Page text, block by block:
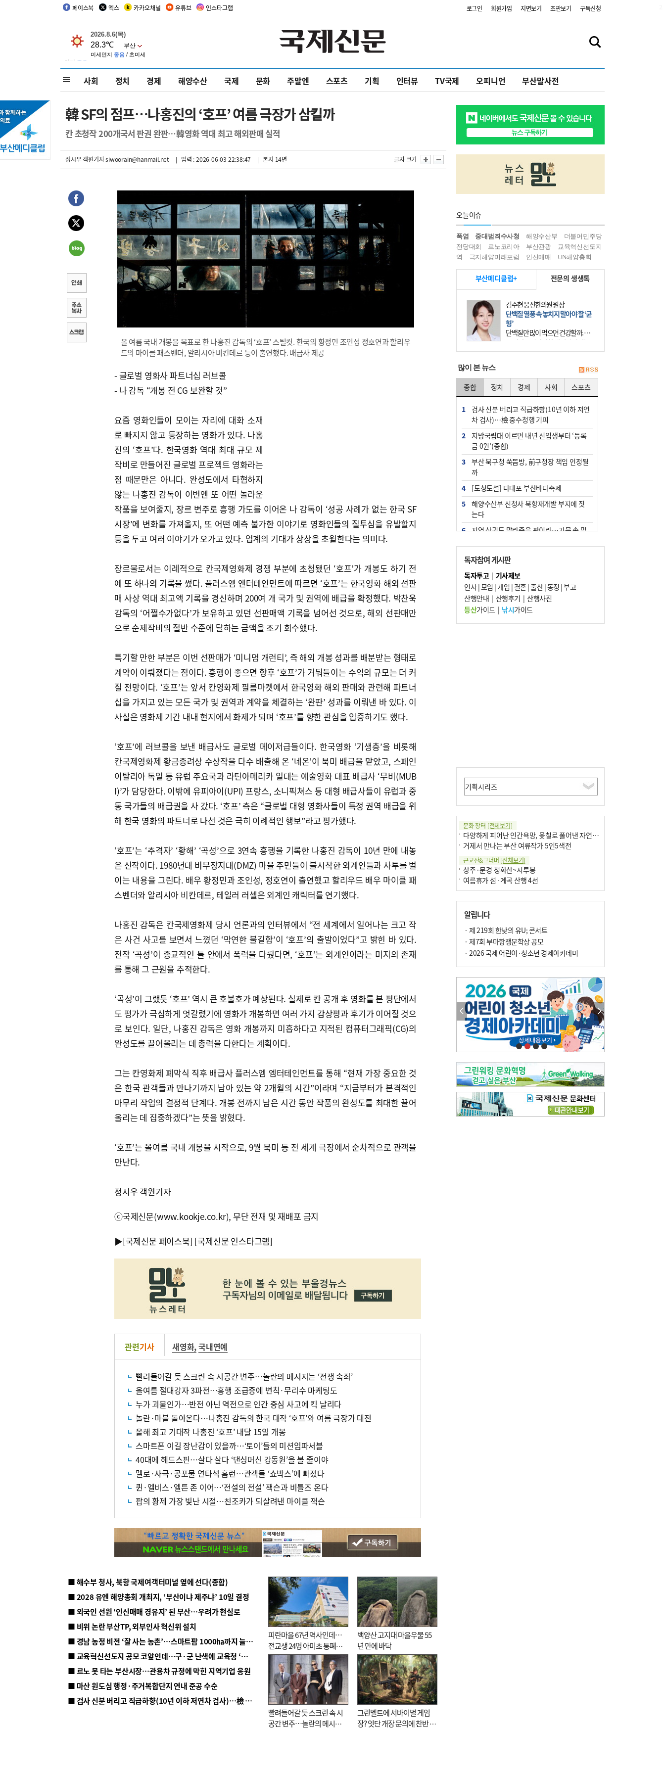
페이스북 엑스 카카오채널 유튜브 인스타그램 로그인 회원가입 지면보기 초판보기 구독신청
사회 정치 경제 해양수산 국제 문화 주말엔 스포츠 기획 인터뷰 TV국제 오피니언 부산말사전
韓 SF의 점프…나홍진의 ‘호프’ 여름 극장가 삼킬까
칸 초청작 200개국서 판권 완판…韓영화 역대 최고 해외판매 실적
정시우 객원기자siwoorain@hanmail.net | 입력 : 2026-06-03 22:38:47 | 본지 14면 글자 크기
올 여름 국내 개봉을 목표로 한 나홍진 감독의 ‘호프’ 스틸컷. 한국의 황정민 조인성 정호연과 할리우
드의 마이클 패스벤더, 알리시아 비칸데르 등이 출연했다. 배급사 제공
- 글로벌 영화사 파트너십 러브콜
- 나 감독 “개봉 전 CG 보완할 것”
요즘 영화인들이 모이는 자리에 대화 소재
로 빠지지 않고 등장하는 영화가 있다. 나홍
진의 ‘호프’다. 한국영화 역대 최대 규모 제
작비로 만들어진 글로벌 프로젝트 영화라는
점 때문만은 아니다. 완성도에서 타협하지
않는 나홍진 감독이 이번엔 또 어떤 놀라운
작품을 보여줄지, 장르 변주로 흥행 가도를 이어온 나 감독이 ‘성공 사례가 없는 한국 SF
시장’에 변화를 가져올지, 또 어떤 예측 불가한 이야기로 영화인들의 질투심을 유발할지
등을 두고 여러 이야기가 오가고 있다. 업계의 기대가 상상을 초월한다는 의미다.
장르물로서는 이례적으로 칸국제영화제 경쟁 부분에 초청됐던 ‘호프’가 개봉도 하기 전
에 또 하나의 기록을 썼다. 플러스엠 엔터테인먼트에 따르면 ‘호프’는 한국영화 해외 선판
매 사상 역대 최고액 기록을 경신하며 200여 개 국가 및 권역에 배급을 확정했다. 박찬욱
감독의 ‘어쩔수가없다’가 보유하고 있던 선판매액 기록을 넘어선 것으로, 해외 선판매만
으로 순제작비의 절반 수준에 달하는 금액을 조기 회수했다.
특기할 만한 부분은 이번 선판매가 ‘미니멈 개런티’, 즉 해외 개봉 성과를 배분받는 형태로
계약이 이뤄졌다는 점이다. 흥행이 좋으면 향후 ‘호프’가 거둬들이는 수익의 규모는 더 커
질 전망이다. ‘호프’는 앞서 칸영화제 필름마켓에서 한국영화 해외 판매와 관련해 파트너
십을 가지고 있는 모든 국가 및 권역과 계약을 체결하는 ‘완판’ 성과를 이뤄낸 바 있다. 이
사실은 영화제 기간 내내 현지에서 화제가 되며 ‘호프’를 향한 관심을 입증하기도 했다.
‘호프’에 러브콜을 보낸 배급사도 글로벌 메이저급들이다. 한국영화 ‘기생충’을 비롯해
칸국제영화제 황금종려상 수상작을 다수 배출해 온 ‘네온’이 북미 배급을 맡았고, 스페인
이탈리아 독일 등 유럽 주요국과 라틴아메리카 일대는 예술영화 대표 배급사 ‘무비(MUB
I)’가 담당한다. 이밖에 유피아이(UPI) 프랑스, 소니픽쳐스 등 대형 배급사들이 유럽과 중
동 국가들의 배급권을 사 갔다. ‘호프’ 측은 “글로벌 대형 영화사들이 특정 권역 배급을 위
해 한국 영화의 파트너로 나선 것은 극히 이례적인 행보”라고 평가했다.
‘호프’는 ‘추격자’ ‘황해’ ‘곡성’으로 3연속 흥행을 기록한 나홍진 감독이 10년 만에 내놓
은 신작이다. 1980년대 비무장지대(DMZ) 마을 주민들이 불시착한 외계인들과 사투를 벌
이는 내용을 그린다. 배우 황정민과 조인성, 정호연이 출연했고 할리우드 배우 마이클 패
스벤더와 알리시아 비칸데르, 테일러 러셀은 외계인 캐릭터를 연기했다.
나홍진 감독은 칸국제영화제 당시 언론과의 인터뷰에서 “전 세계에서 일어나는 크고 작
은 사건 사고를 보면서 느꼈던 ‘막연한 불길함’이 ‘호프’의 출발이었다”고 밝힌 바 있다.
전작 ‘곡성’이 종교적인 틀 안에서 폭력을 다뤘다면, ‘호프’는 외계인이라는 미지의 존재
를 통해 그 근원을 추적한다.
‘곡성’이 그랬듯 ‘호프’ 역시 큰 호불호가 예상된다. 실제로 칸 공개 후 영화를 본 평단에서
도 평가가 극심하게 엇갈렸기에 영화가 개봉하면 여러 가지 감상평과 후기가 이어질 것으
로 보인다. 일단, 나홍진 감독은 영화 개봉까지 미흡하다고 지적된 컴퓨터그래픽(CG)의
완성도를 끌어올리는 데 총력을 다한다는 계획이다.
그는 칸영화제 폐막식 직후 배급사 플러스엠 엠터테인먼트를 통해 “현재 가장 중요한 것
은 한국 관객들과 만나기까지 남아 있는 약 2개월의 시간”이라며 “지금부터가 본격적인
마무리 작업의 결정적 단계다. 개봉 전까지 남은 시간 동안 작품의 완성도를 최대한 끌어
올리는 데 집중하겠다”는 뜻을 밝혔다.
‘호프’는 올여름 국내 개봉을 시작으로, 9월 북미 등 전 세계 극장에서 순차적으로 관객을
만난다.
정시우 객원기자
ⓒ국제신문(www.kookje.co.kr), 무단 전재 및 재배포 금지
▶[국제신문 페이스북] [국제신문 인스타그램]
관련기사 새영화,국내연예
빨려들어갈 듯 스크린 속 시공간 변주…놀란의 메시지는 ‘전쟁 속죄’
올여름 절대강자 3파전…흥행 조급증에 변칙·무리수 마케팅도
누가 괴물인가…반전 아닌 역전으로 인간 중심 사고에 킥 날리다
놀란·마블 돌아온다…나홍진 감독의 한국 대작 ‘호프’와 여름 극장가 대전
올해 최고 기대작 나홍진 ‘호프’ 내달 15일 개봉
스마트폰 이길 장난감이 있을까…‘토이’들의 미션임파서블
40대에 헤드스핀…살다 살다 ‘댄싱머신 강동원’을 볼 줄이야
멜로·사극·공포물 연타석 홈런…관객들 ‘쇼박스’에 빠졌다
퀸·엘비스·엘튼 존 이어…‘전설의 전설’ 잭슨과 비틀즈 온다
팝의 황제 가장 빛난 시절…친조카가 되살려낸 마이클 잭슨
■ 해수부 청사, 북항 국제여객터미널 옆에 선다(종합)
■ 2028 유엔 해양총회 개최지, ‘부산이냐 제주냐’ 10일 결정
■ 외국인 선원 ‘인신매매 경유지’ 된 부산…우려가 현실로
■ 비위 논란 부산TP, 외부인사 혁신위 설치
■ 경남 농정 비전 ‘잘 사는 농촌’…스마트팜 1000㏊까지 늘린다
■ 교육혁신선도지 공모 코앞인데…구·군 난색에 교육청 ‘쩔쩔’
■ 르노 못 타는 부산시장…관용차 규정에 막힌 지역기업 응원
■ 마산 원도심 행정·주거복합단지 연내 준공 수순
■ 검사 신분 버리고 직급하향(10년 이하 저연차 검사)…檢 중수청행 기피
피란마을 67년 역사인데…
전교생 24명 아미초 통폐합
기로
백양산 고지대 마을우물 55
년 만에 바닥
빨려들어갈 듯 스크린 속 시
공간 변주…놀란의 메시지
그린벨트에 서바이벌 게임
장? 잇단 개장 문의에 찬반 논
오늘이슈
폭염 중대범죄수사청 해양수산부
더불어민주당
전당대회
르노코리아 부산관광
교육혁신선도지
역
극지해양미래포럼 인신매매 UN해양총회
부산메디클럽+ 전문의 생생톡
김주현 웅진한의원 원장
단백질 열풍 속 놓치지 말아야 할 ‘균
형’
단백질만 많이 먹으면 건강할까. 요
즘 건강을 이야기할 때 빠지지 않는
키워드가 단백질이다. 헬스장을 다니
많이 본 뉴스
종합 정치 경제 사회 스포츠
1
검사 신분 버리고 직급하향(10년 이하 저연
차 검사)…檢 중수청행 기피
2
지방국립대 이르면 내년 신입생부터 ‘등록
금 0원’(종합)
3
부산 북구청 쑥뜸방, 前구청장 책임 인정될
까
4
[도청도설] 다대포 부산바다축제
5
해양수산부 신청사 북항재개발 부지에 짓
는다
6
지역 상권도 말라죽을 판이라…가뭄 속 밀
7
법원, 단차 논란 북항 복합환승센터 공사중
지 관련 현장검증
8
통영시민 추석 전 35만 원 받는다
9
부산 철강공장 50대 노동자 추락사
10 국힘 부산시당, ‘정이한 조력’ 시의원 윤리
위에…‘한동훈 지지’도 신고접수
독자참여 게시판
독자투고| 기사제보
인사|모임 | 개업 | 결혼|출산|동정 |부고
산행안내 | 산행후기 | 산행사진
등산가이드| 낚시가이드
문화 장터 [전체보기]
다양하게 피어난 인간욕망, 옻칠로 풀어낸 자연의 이치
거제서 만나는 부산 여류작가 5인5색전
근교산&그너머 [전체보기]
상주·문경 청화산~시루봉
여름휴가 섬·계곡 산행 4선
알립니다
· 제 219회 한낮의 유U; 콘서트
· 제7회 부마항쟁문학상 공모
· 2026 국제 어린이·청소년 경제아카데미